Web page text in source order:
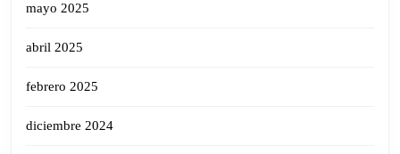
mayo 2025
abril 2025
febrero 2025
diciembre 2024